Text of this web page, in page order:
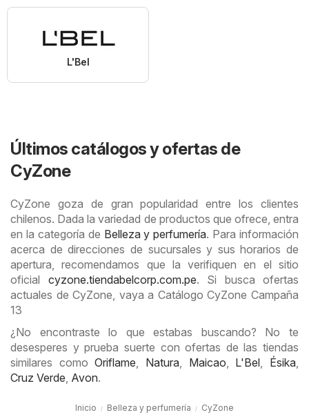
L'Bel
Últimos catálogos y ofertas de
CyZone
CyZone goza de gran popularidad entre los clientes
chilenos. Dada la variedad de productos que ofrece, entra
en la categoría de Belleza y perfumería. Para información
acerca de direcciones de sucursales y sus horarios de
apertura, recomendamos que la verifiquen en el sitio
oficial cyzone.tiendabelcorp.com.pe. Si busca ofertas
actuales de CyZone, vaya a Catálogo CyZone Campaña
13
¿No encontraste lo que estabas buscando? No te
desesperes y prueba suerte con ofertas de las tiendas
similares comoOriflame, Natura, Maicao, L'Bel, Ésika,
Cruz Verde, Avon.
Inicio Belleza y perfumería CyZone